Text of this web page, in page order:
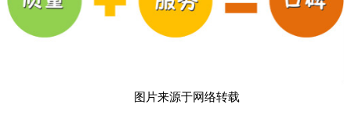
图片来源于网络转载